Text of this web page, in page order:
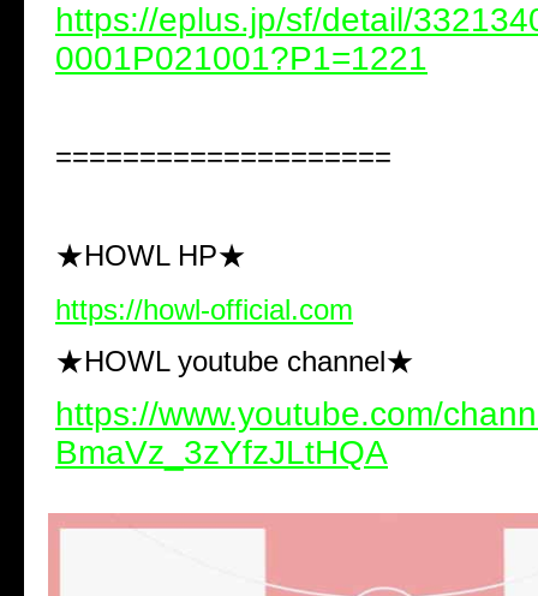
https://eplus.jp/sf/detail/
0001P021001?P1=1221
====================
★HOWL HP★
https://howl-official.com
★HOWL youtube channel★
https://www.youtube.com/
BmaVz_3zYfzJLtHQA